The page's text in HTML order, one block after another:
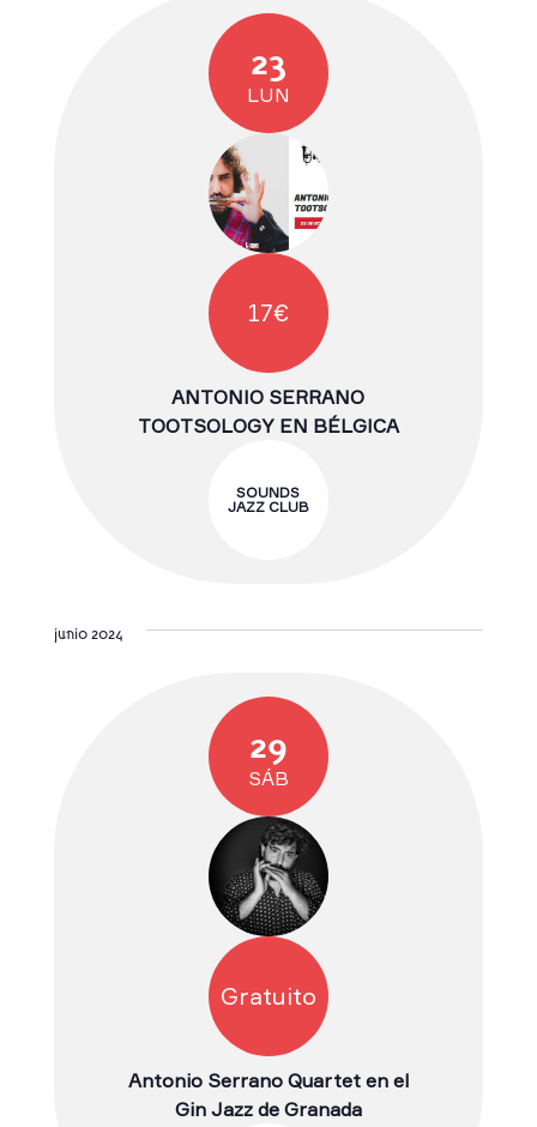
LUN
23
ANTONIO SERRANO
TOOTSOLOGY EN BÉLGICA
SOUNDS
JAZZ CLUB
17€
junio 2024
SÁB
29
Antonio Serrano Quartet en el
Gin Jazz de Granada
Gratuito